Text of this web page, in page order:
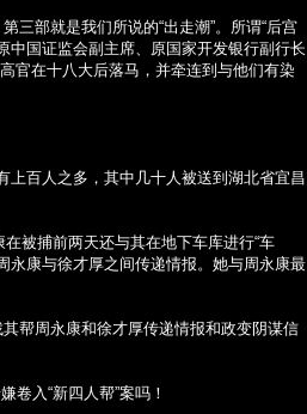
三部就是我们所说的“出走潮”。所谓“后宫
中国证监会副主席、原国家开发银行副行长
官在十八大后落马，并牵连到与他们有染
上百人之多，其中几十人被送到湖北省宜昌
被捕前两天还与其在地下车库进行“车
永康与徐才厚之间传递情报。她与周永康最
帮周永康和徐才厚传递情报和政变阴谋信
入“新四人帮”案吗！